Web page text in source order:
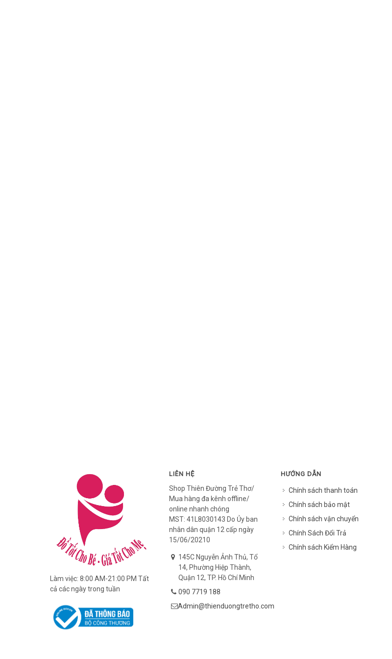
Làm việc: 8:00 AM-21:00 PM Tất
cả các ngày trong tuần
LIÊN HỆ
Shop Thiên Đường Trẻ Thơ/
Mua hàng đa kênh offline/
online nhanh chóng
MST: 41L8030143 Do Ủy ban
nhân dân quận 12 cấp ngày
15/06/20210
145C Nguyễn Ảnh Thủ, Tổ
14, Phường Hiệp Thành,
Quận 12, TP. Hồ Chí Minh
090 7719 188
Admin@thienduongtretho.com
HƯỚNG DẪN
Chính sách thanh toán
Chính sách bảo mật
Chính sách vận chuyển
Chính Sách Đổi Trả
Chính sách Kiểm Hàng